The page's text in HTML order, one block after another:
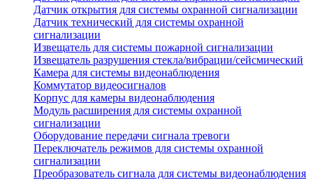
Датчик открытия для системы охранной сигнализации
Датчик технический для системы охранной
сигнализации
Извещатель для системы пожарной сигнализации
Извещатель разрушения стекла/вибрации/сейсмический
Камера для системы видеонаблюдения
Коммутатор видеосигналов
Корпус для камеры видеонаблюдения
Модуль расширения для системы охранной
сигнализации
Оборудование передачи сигнала тревоги
Переключатель режимов для системы охранной
сигнализации
Преобразователь сигнала для системы видеонаблюдения